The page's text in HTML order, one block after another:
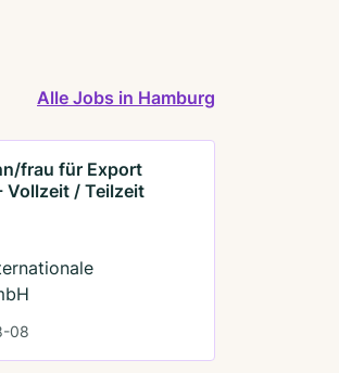
Alle Jobs in Hamburg
frau für Export
/ Teilzeit
08